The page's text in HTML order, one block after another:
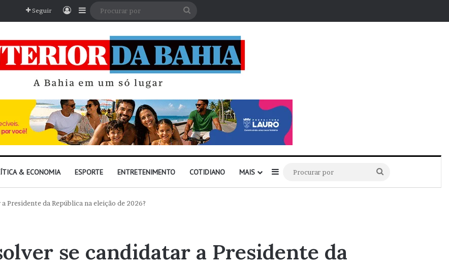
Seguir EntrarBarra Lateral
& ECONOMIA ESPORTE ENTRETENIMENTO COTIDIANO MAIS Barra Lateral
por
Presidente da República na eleição de 2026?
se candidatar a Presidente da